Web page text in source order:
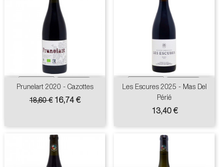
Prunelart 2020 - Cazottes
Prix
18,60 € Prix
16,74 €
Les Escures 2025 - Mas Del
Périé
Prix
13,40 €